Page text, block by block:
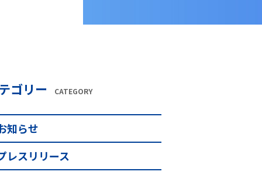
ゴリー CATEGORY
知らせ
レスリリース